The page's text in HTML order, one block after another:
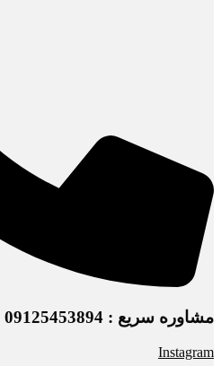
مشاوره سریع : 09125453894
Instagram